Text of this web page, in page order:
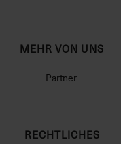
MEHR VON UNS
Partner
RECHTLICHES